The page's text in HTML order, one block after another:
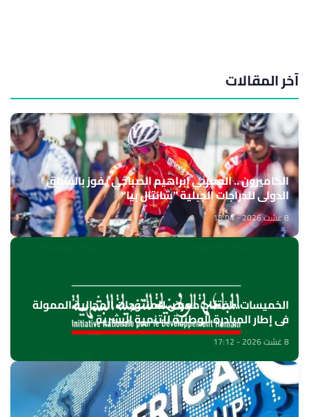
آخر المقالات
الكاميرون .. المغربي إبراهيم الصباحي يفوز بالسباق
الدولي للدراجات الجبلية "شانتال بيا"
8 غشت 2026 - 18:04
الخميسات ..افتتاح معرض للمنتوجات المجالية الممولة
في إطار المبادرة الوطنية للتنمية البشرية
8 غشت 2026 - 17:12